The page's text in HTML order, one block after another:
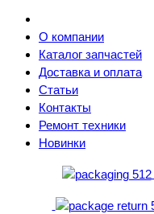
О компании
Каталог запчастей
Доставка и оплата
Статьи
Контакты
Ремонт техники
Новинки